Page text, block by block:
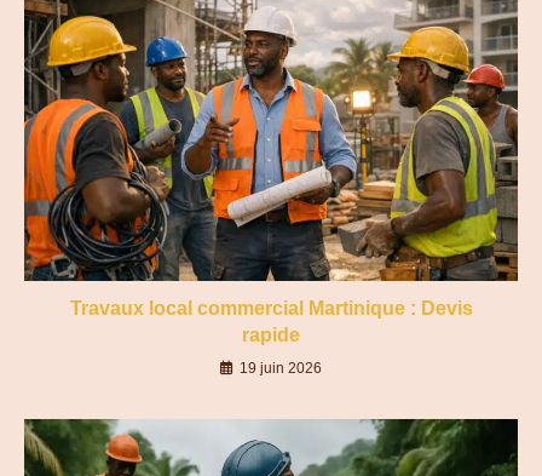
Travaux local commercial Martinique : Devis
rapide
19 juin 2026